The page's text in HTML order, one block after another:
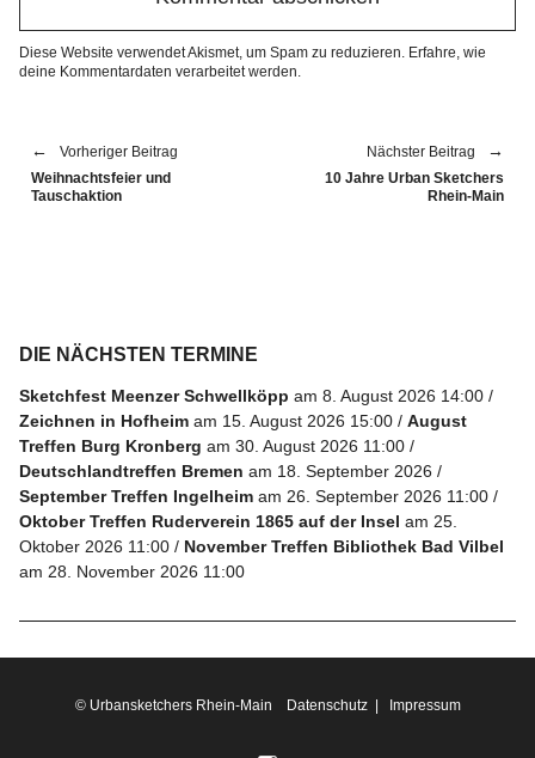
Diese Website verwendet Akismet, um Spam zu reduzieren. Erfahre, wie
deine Kommentardaten verarbeitet werden.
Vorheriger Beitrag
Weihnachtsfeier und
Tauschaktion
Nächster Beitrag
10 Jahre Urban Sketchers
Rhein-Main
DIE NÄCHSTEN TERMINE
Sketchfest Meenzer Schwellköpp am 8. August 2026 14:00
Zeichnen in Hofheim am 15. August 2026 15:00
August
Treffen Burg Kronberg am 30. August 2026 11:00
Deutschlandtreffen Bremen am 18. September 2026
September Treffen Ingelheim am 26. September 2026 11:00
Oktober Treffen Ruderverein 1865 auf der Insel am 25.
Oktober 2026 11:00
November Treffen Bibliothek Bad Vilbel
am 28. November 2026 11:00
© Urbansketchers Rhein-Main Datenschutz| Impressum